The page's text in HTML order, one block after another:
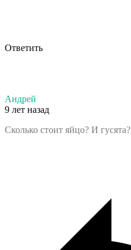
Ответить
Андрей
9 лет назад
Сколько стоит яйцо? И гусята?